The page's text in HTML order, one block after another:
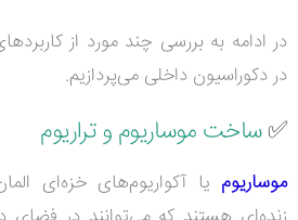
در ادامه به بررسی چند مورد از
در دکوراسیون داخلی می‌پردازیم.
✅ساخت موساریوم و تراریوم
موساریوم یا آکواریوم‌های خزه‌ای